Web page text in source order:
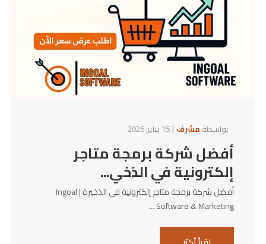
بواسطة مشرف | 15 يناير, 2026
أفضل شركة برمجة متاجر
إلكترونية في الذخي...
أفضل شركة برمجة متاجر إلكترونية في الذخيرة | Ingoal
Software & Marketing ...